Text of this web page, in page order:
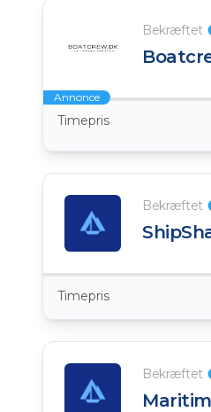
Bekræftet
Annonce
Timepris
Bekræftet
Timepris
Bekræftet